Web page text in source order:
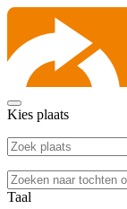
Kies plaats
Taal